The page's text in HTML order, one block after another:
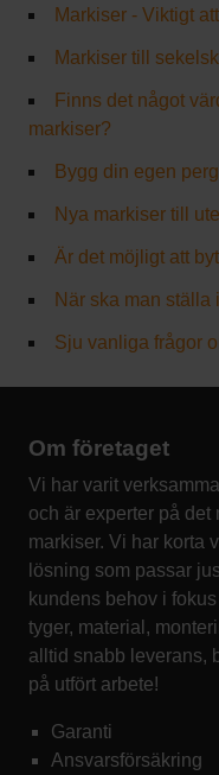
Markiser - Viktigt
Markiser till
Finns det något
markiser?
Bygg din egen
Nya markiser till
Är det möjligt att
När ska man ställa
Sju vanliga frågor
Om företaget
Vi har varit
och är experter på
markiser. Vi har korta
lösning som passar
kundens behov i
tyger, material,
alltid snabb leverans,
på utfört arbete!
Garanti
Ansvarsförsäkring